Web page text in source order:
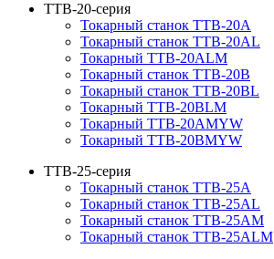
TTB-20-серия
Токарный станок TTB-20A
Токарный станок TTB-20AL
Токарный TTB-20ALM
Токарный станок TTB-20B
Токарный станок TTB-20BL
Токарный TTB-20BLM
Токарный TTB-20AMYW
Токарный TTB-20BMYW
TTB-25-серия
Токарный станок TTB-25A
Токарный станок TTB-25AL
Токарный станок TTB-25AM
Токарный станок TTB-25ALM